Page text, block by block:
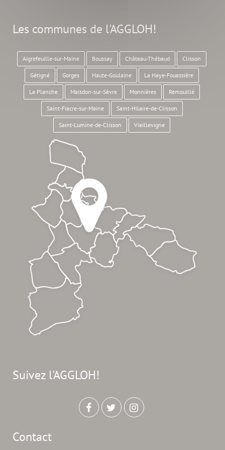
Les communes de l'AGGLOH!
Aigrefeuille-sur-Maine Boussay Château-Thébaud Clisson
Gétigné Gorges Haute-Goulaine La Haye-Fouassière
La Planche Maisdon-sur-Sèvre Monnières Remouillé
Saint-Fiacre-sur-Maine Saint-Hilaire-de-Clisson
Saint-Lumine-de-Clisson Vieillevigne
Suivez l'AGGLOH!
Contact